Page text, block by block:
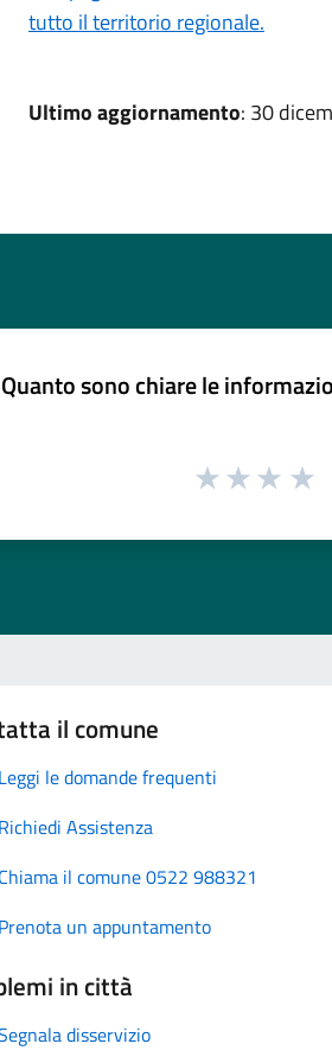
tutto il territorio regionale.
Ultimo aggiornamento: 30
Quanto sono chiare le
il comune
Leggi le domande frequenti
Richiedi Assistenza
Chiama il comune 0522 988321
Prenota un appuntamento
in città
disservizio